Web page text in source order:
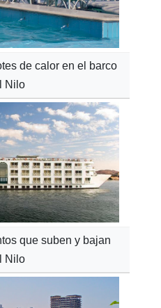
de calor en el barco
Nilo
que suben y bajan
Nilo